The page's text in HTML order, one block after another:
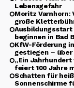
Lebensgefahr
Moritz Varnhorn:
große
Ausbildungsstart
beginnen in Bad
KfW-Förderung
gestiegen –
„Ein
feiert 100 Jahre
Schatten für
Sonnenschirme